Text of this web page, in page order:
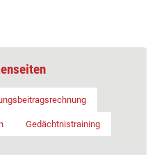
Gedächtnistraining